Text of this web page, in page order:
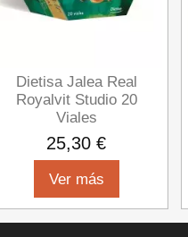
Dietisa Jalea Real
Royalvit Studio 20
Viales
25,30 €
Ver más